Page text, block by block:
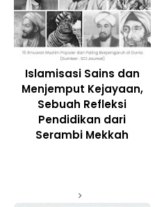
Islamisasi Sains dan
Menjemput Kejayaan,
Sebuah Refleksi
Pendidikan dari
Serambi Mekkah